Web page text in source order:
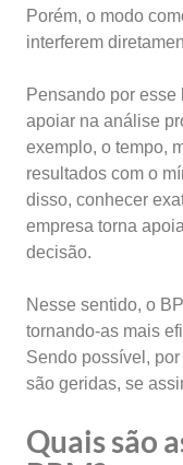
Porém, o modo
interferem
Pensando por esse
apoiar na análise
exemplo, o tempo,
resultados com o
disso, conhecer
empresa torna
decisão.
Nesse sentido, o
tornando-as mais
Sendo possível,
são geridas, se
Quais são